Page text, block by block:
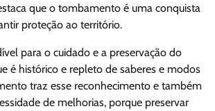
que o tombamento é uma conquista
proteção ao território.
para o cuidado e a preservação do
é histórico e repleto de saberes e modos
traz esse reconhecimento e também
de melhorias, porque preservar